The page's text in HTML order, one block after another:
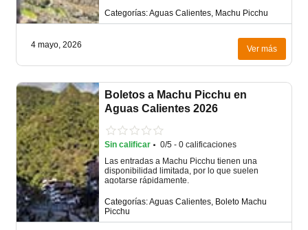
Categorías: Aguas Calientes, Machu Picchu
4 mayo, 2026 Ver más
Boletos a Machu Picchu en
Aguas Calientes 2026
Sin calificar ·0/5 - 0 calificaciones
Las entradas a Machu Picchu tienen una
disponibilidad limitada, por lo que suelen
agotarse rápidamente.
Categorías: Aguas Calientes, Boleto Machu
Picchu